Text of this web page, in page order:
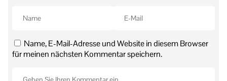
Name, E-Mail-Adresse und Website in diesem Browser
für meinen nächsten Kommentar speichern.